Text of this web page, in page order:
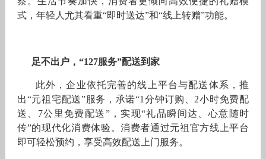
式，年轻人尤其看重“即时送达”和“线上转赠”功能。
足不出户，“127服务”配送到家
此外，企业依托完善的线上平台与配送体系，推
出“元祖宅配送”服务，承诺“1分钟订购、2小时免费配
送、7公里免费配送”，实现“礼品瞬间达、心意随时
传”的现代化消费体验。消费者通过元祖官方线上平台
即可轻松预约，享受高效配送上门服务。